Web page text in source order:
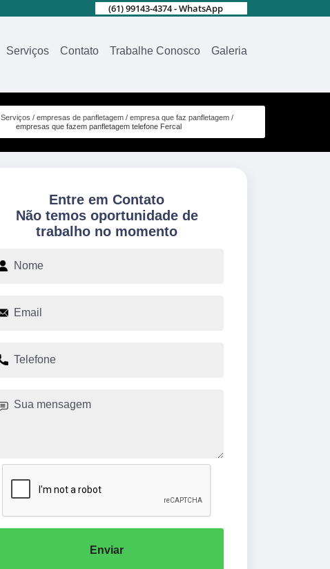
(61) 99143-4374 - WhatsApp
Serviços Contato Trabalhe Conosco Galeria
Serviços empresas de panfletagem
empresa que faz panfletagem
empresas que fazem panfletagem telefone Fercal
Entre em Contato
Não temos oportunidade de
trabalho no momento
Enviar